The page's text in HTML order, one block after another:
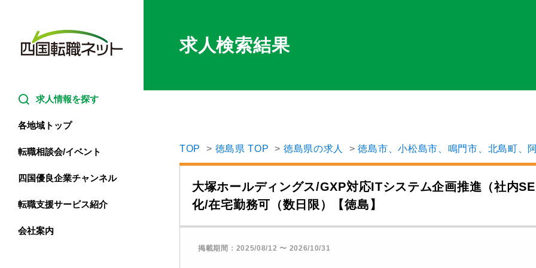
求人情報を探す
各地域トップ
愛媛 (東予) ※2
転職相談会/イベント
四国優良企業チャンネル
転職支援サービス紹介
転職支援サービスとは
転職の流れ
会社案内
求人検索結果
TOP 徳島県 TOP 徳島県の求人 徳島市、小松島市、鳴門市、北島町、
大塚ホールディングス/GXP対応ITシステム企画推進（社内
化/在宅勤務可（数日限）【徳島】
掲載期間：2025/08/12 〜 2026/10/31